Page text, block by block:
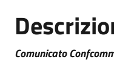
Comunicato